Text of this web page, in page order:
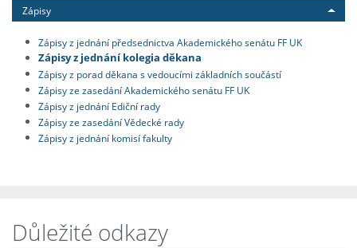
Zápisy
Zápisy z jednání předsednictva Akademického senátu FF UK
Zápisy z jednání kolegia děkana
Zápisy z porad děkana s vedoucími základních součástí
Zápisy ze zasedání Akademického senátu FF UK
Zápisy z jednání Ediční rady
Zápisy ze zasedání Vědecké rady
Zápisy z jednání komisí fakulty
Důležité odkazy